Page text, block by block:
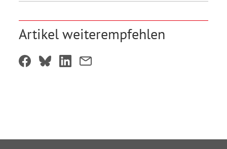
Artikel weiterempfehlen